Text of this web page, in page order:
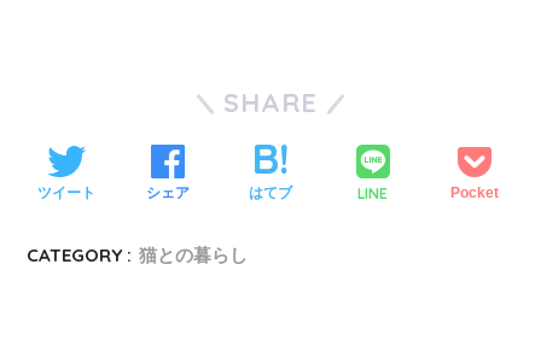
SHARE
ツイート シェア はてブ LINE Pocket
CATEGORY : 猫との暮らし